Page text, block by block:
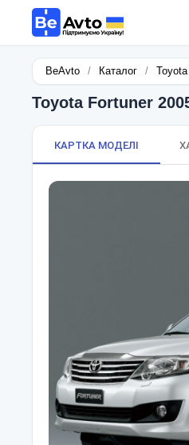
BeAvto / Каталог / Toyota
Toyota Fortuner
КАРТКА МОДЕЛІ